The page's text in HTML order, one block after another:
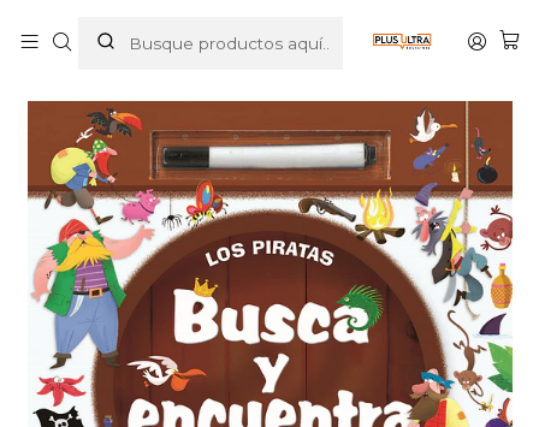
BUSCA Y ENCUENTRA - PIRATAS - PLANETA JUNIOR